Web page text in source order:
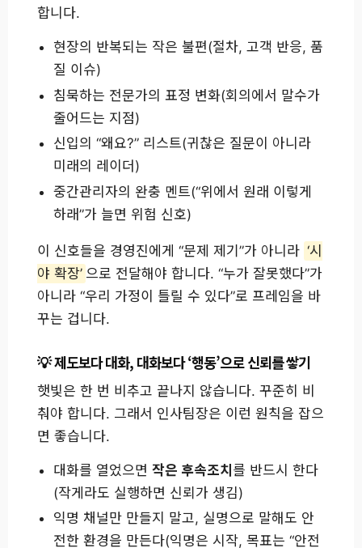
합니다.
현장의 반복되는 작은 불편(절차, 고객 반응, 품
질 이슈)
침묵하는 전문가의 표정 변화(회의에서 말수가
줄어드는 지점)
신입의 “왜요?” 리스트(귀찮은 질문이 아니라
미래의 레이더)
중간관리자의 완충 멘트(“위에서 원래 이렇게
하래”가 늘면 위험 신호)
이 신호들을 경영진에게 “문제 제기”가 아니라 ‘시
야 확장’ 으로 전달해야 합니다. “누가 잘못했다”가
아니라 “우리 가정이 틀릴 수 있다”로 프레임을 바
꾸는 겁니다.
제도보다 대화, 대화보다 ‘행동’으로 신뢰를 쌓기
햇빛은 한 번 비추고 끝나지 않습니다. 꾸준히 비
춰야 합니다. 그래서 인사팀장은 이런 원칙을 잡으
면 좋습니다.
대화를 열었으면작은 후속조치 를 반드시 한다
(작게라도 실행하면 신뢰가 생김)
익명 채널만 만들지 말고, 실명으로 말해도 안
전한 환경을 만든다(익명은 시작, 목표는 “안전